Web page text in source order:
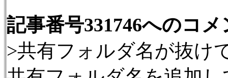
記事番号331746へのコメ
>共有フォルダ名が抜け